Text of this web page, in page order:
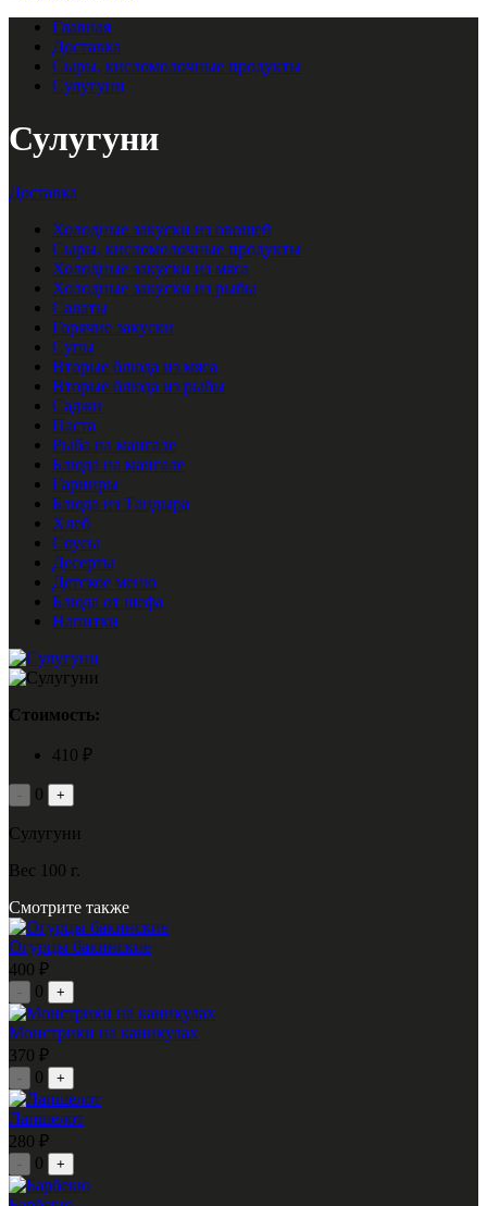
Главная
Доставка
Сыры, кисломолочные продукты
Сулугуни
Сулугуни
Доставка
Холодные закуски из овощей
Сыры, кисломолочные продукты
Холодные закуски из мяса
Холодные закуски из рыбы
Салаты
Горячие закуски
Супы
Вторые блюда из мяса
Вторые блюда из рыбы
Саджи
Паста
Рыба на мангале
Блюда на мангале
Гарниры
Блюда из Тандыра
Хлеб
Соусы
Десерты
Детское меню
Блюда от шефа
Напитки
Стоимость:
410 ₽
- 0 +
Сулугуни
Вес 100 г.
Смотрите также
Огурцы бакинские
400 ₽
- 0 +
Монстрики на каникулах
370 ₽
- 0 +
Лапшелот
280 ₽
- 0 +